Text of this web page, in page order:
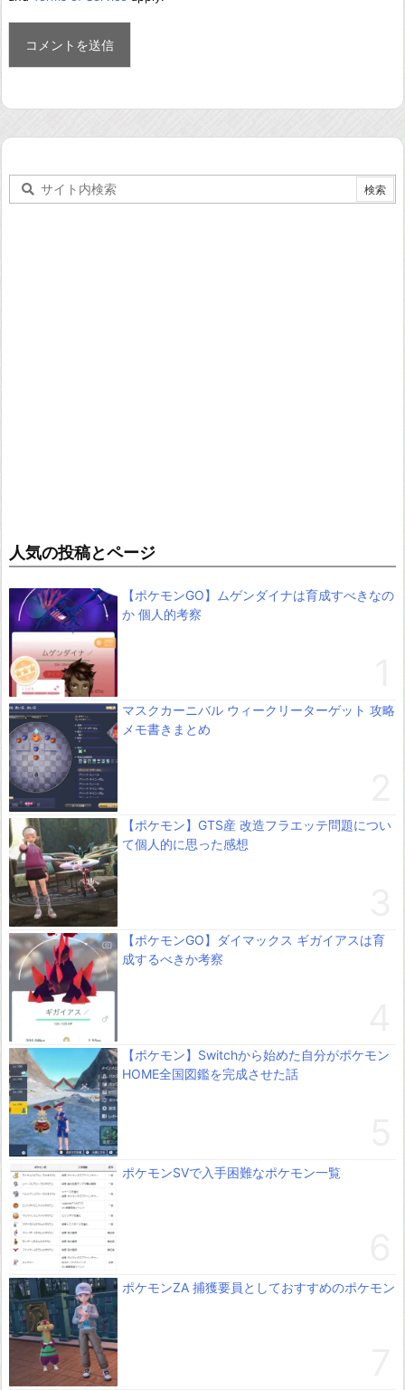
人気の投稿とページ
【ポケモンGO】ムゲンダイナは育成すべきなの
か 個人的考察
マスクカーニバル ウィークリーターゲット 攻略
メモ書きまとめ
【ポケモン】GTS産 改造フラエッテ問題につい
て個人的に思った感想
【ポケモンGO】ダイマックス ギガイアスは育
成するべきか考察
【ポケモン】Switchから始めた自分がポケモン
HOME全国図鑑を完成させた話
ポケモンSVで入手困難なポケモン一覧
ポケモンZA 捕獲要員としておすすめのポケモン